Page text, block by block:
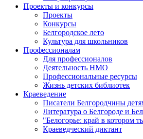
Проекты и конкурсы
Проекты
Конкурсы
Белгородское лето
Культура для школьников
Профессионалам
Для профессионалов
Деятельность НМО
Профессиональные ресурсы
Жизнь детских библиотек
Краеведение
Писатели Белгородчины
Литература о Белгороде и
"Белогорье: край в котором
Краеведческий диктант